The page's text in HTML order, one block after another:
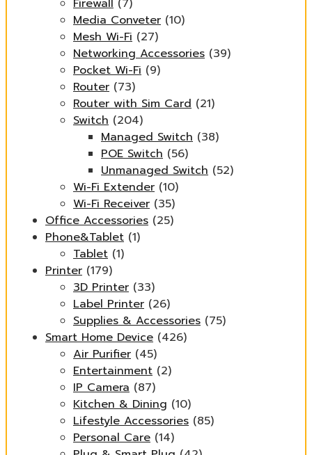
Firewall (7)
Media Conveter (10)
Mesh Wi-Fi (27)
Networking Accessories (39)
Pocket Wi-Fi (9)
Router (73)
Router with Sim Card (21)
Switch (204)
Managed Switch (38)
POE Switch (56)
Unmanaged Switch (52)
Wi-Fi Extender (10)
Wi-Fi Receiver (35)
Office Accessories (25)
Phone&Tablet (1)
Tablet (1)
Printer (179)
3D Printer (33)
Label Printer (26)
Supplies & Accessories (75)
Smart Home Device (426)
Air Purifier (45)
Entertainment (2)
IP Camera (87)
Kitchen & Dining (10)
Lifestyle Accessories (85)
Personal Care (14)